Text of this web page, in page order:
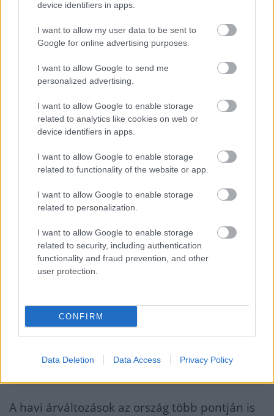
device identifiers in apps.
I want to allow my user data to be sent to
Google for online advertising purposes.
I want to allow Google to send me
personalized advertising.
I want to allow Google to enable storage
related to analytics like cookies on web or
device identifiers in apps.
I want to allow Google to enable storage
related to functionality of the website or app.
I want to allow Google to enable storage
related to personalization.
I want to allow Google to enable storage
related to security, including authentication
functionality and fraud prevention, and other
user protection.
CONFIRM
Data Deletion Data Access Privacy Policy
a május a lakáspiacon az
lakásárindexe szerint, amely havonta szinte
valós időben mutatja be az aktuális árakat és
azok változásait a legnagyobb
ingatlanhirdetési portál adatai alapján.
Budapesti árcsökkenés
kétszer egymás után
Országosan kevesebb mint 13 százalékkal,
Budapesten pedig 9 százalék alá csökkent az
éves áremelkedési tempó. Szemben az
áprilisban mért 14,3 százalékos országos éves
szintű drágulással, valamint a majdnem 11
Ezzel bejött az a tavaszi várakozás, hogy
éves lakásár-emelkedés.
A havi árváltozások az ország több pontján is